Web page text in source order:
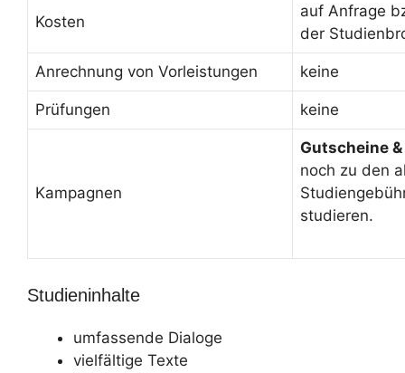
Kosten
auf Anfrage
der
Anrechnung von Vorleistungen keine
Prüfungen keine
Kampagnen
Gutscheine
noch zu den
studieren.
Studieninhalte
umfassende Dialoge
vielfältige Texte